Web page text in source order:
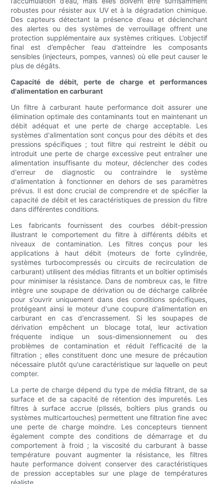
robustes pour résister aux UV et à la dégradation chimique.
Des capteurs détectant la présence d’eau et déclenchant
des alertes ou des systèmes de verrouillage offrent une
protection supplémentaire aux systèmes critiques. L’objectif
final est d’empêcher l’eau d’atteindre les composants
sensibles (injecteurs, pompes, vannes) où elle peut causer le
plus de dégâts.
Capacité de débit, perte de charge et performances
d'alimentation en carburant
Un filtre à carburant haute performance doit assurer une
élimination optimale des contaminants tout en maintenant un
débit adéquat et une perte de charge acceptable. Les
systèmes d'alimentation sont conçus pour des débits et des
pressions spécifiques ; tout filtre qui restreint le débit ou
introduit une perte de charge excessive peut entraîner une
alimentation insuffisante du moteur, déclencher des codes
d'erreur de diagnostic ou contraindre le système
d'alimentation à fonctionner en dehors de ses paramètres
prévus. Il est donc crucial de comprendre et de spécifier la
capacité de débit et les caractéristiques de pression du filtre
dans différentes conditions.
Les fabricants fournissent des courbes débit-pression
illustrant le comportement du filtre à différents débits et
niveaux de contamination. Les filtres conçus pour les
applications à haut débit (moteurs de forte cylindrée,
systèmes turbocompressés ou circuits de recirculation de
carburant) utilisent des médias filtrants et un boîtier optimisés
pour minimiser la résistance. Dans de nombreux cas, le filtre
intègre une soupape de dérivation ou de décharge calibrée
pour s'ouvrir uniquement dans des conditions spécifiques,
protégeant ainsi le moteur d'une coupure d'alimentation en
carburant en cas d'encrassement. Si les soupapes de
dérivation empêchent un blocage total, leur activation
fréquente indique un sous-dimensionnement ou des
problèmes de contamination et réduit l'efficacité de la
filtration ; elles constituent donc une mesure de précaution
nécessaire plutôt qu'une caractéristique sur laquelle on peut
compter.
La perte de charge dépend du type de média filtrant, de sa
surface et de sa capacité de rétention des impuretés. Les
filtres à surface accrue (plissés, boîtiers plus grands ou
systèmes multicartouches) permettent une filtration fine avec
une perte de charge moindre. Les concepteurs tiennent
également compte des conditions de démarrage et du
comportement à froid ; la viscosité du carburant à basse
température pouvant augmenter la résistance, les filtres
haute performance doivent conserver des caractéristiques
de pression acceptables sur une plage de températures